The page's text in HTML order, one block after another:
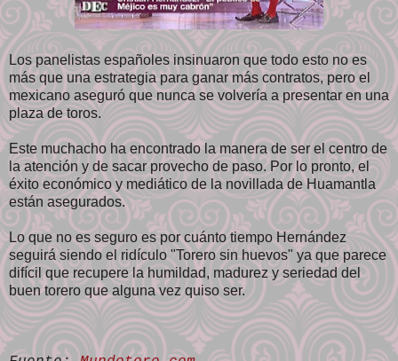
Los panelistas españoles insinuaron que todo esto no es
más que una estrategia para ganar más contratos, pero el
mexicano aseguró que nunca se volvería a presentar en una
plaza de toros.
Este muchacho ha encontrado la manera de ser el centro de
la atención y de sacar provecho de paso. Por lo pronto, el
éxito económico y mediático de la novillada de Huamantla
están asegurados.
Lo que no es seguro es por cuánto tiempo Hernández
seguirá siendo el ridículo "Torero sin huevos" ya que parece
difícil que recupere la humildad, madurez y seriedad del
buen torero que alguna vez quiso ser.